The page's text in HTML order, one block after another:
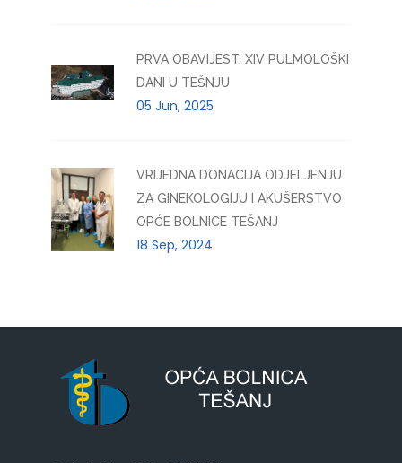
PRVA OBAVIJEST: XIV PULMOLOŠKI
DANI U TEŠNJU
05 Jun, 2025
VRIJEDNA DONACIJA ODJELJENJU
ZA GINEKOLOGIJU I AKUŠERSTVO
OPĆE BOLNICE TEŠANJ
18 Sep, 2024